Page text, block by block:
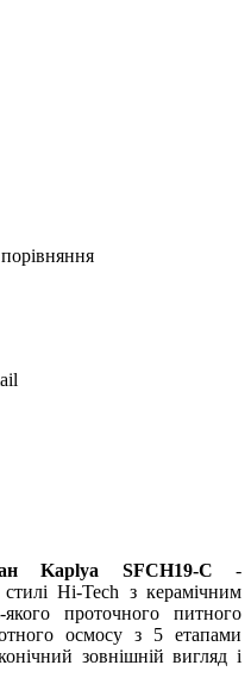
Kaplya SFCH19-C -
Hi-Tech з керамічним
проточного питного
осмосу з 5 етапами
зовнішній вигляд і